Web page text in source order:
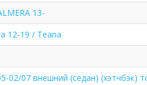
13-
12-19 / Teana
02/07 внешний (седан) (хэтчбэк)